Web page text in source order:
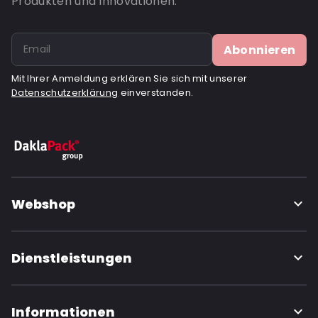
Recycled: Nein
Abonnieren
Mit Ihrer Anmeldung erklären Sie sich mit unserer
Datenschutzerklärung einverstanden.
Webshop
Dienstleistungen
Informationen